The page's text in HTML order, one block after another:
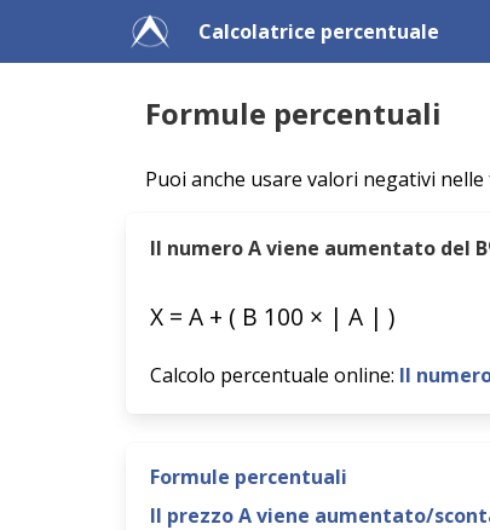
Calcolatrice percentuale
Formule percentuali
Puoi anche usare valori negativi
Il numero A viene aumentato del
X = A + ( B 100 × | A | )
Calcolo percentuale online: Il
Formule percentuali
Il prezzo A viene aumentato/